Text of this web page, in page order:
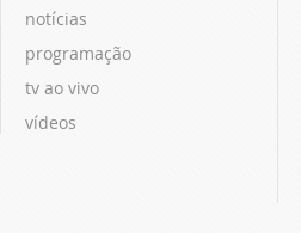
notícias
programação
tv ao vivo
vídeos